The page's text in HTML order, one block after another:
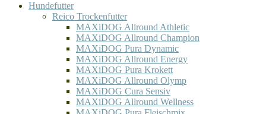
Hundefutter
Reico Trockenfutter
MAXiDOG Allround Athletic
MAXiDOG Allround Champion
MAXiDOG Pura Dynamic
MAXiDOG Allround Energy
MAXiDOG Pura Krokett
MAXiDOG Allround Olymp
MAXiDOG Cura Sensiv
MAXiDOG Allround Wellness